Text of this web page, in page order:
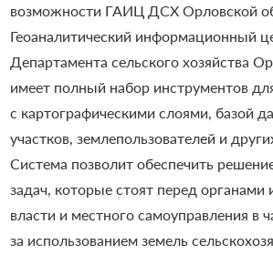
возможности ГАИЦ ДСХ Орловской
Геоаналитический информационный
Департамента сельского хозяйства
имеет полный набор инструментов
с картографическими слоями, базой
участков, землепользователей и
Система позволит обеспечить
задач, которые стоят перед органами
власти и местного самоуправления в
за использованием земель